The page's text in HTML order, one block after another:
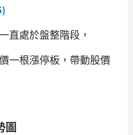
直處於盤整階段，
一根漲停板，帶動股價
圖